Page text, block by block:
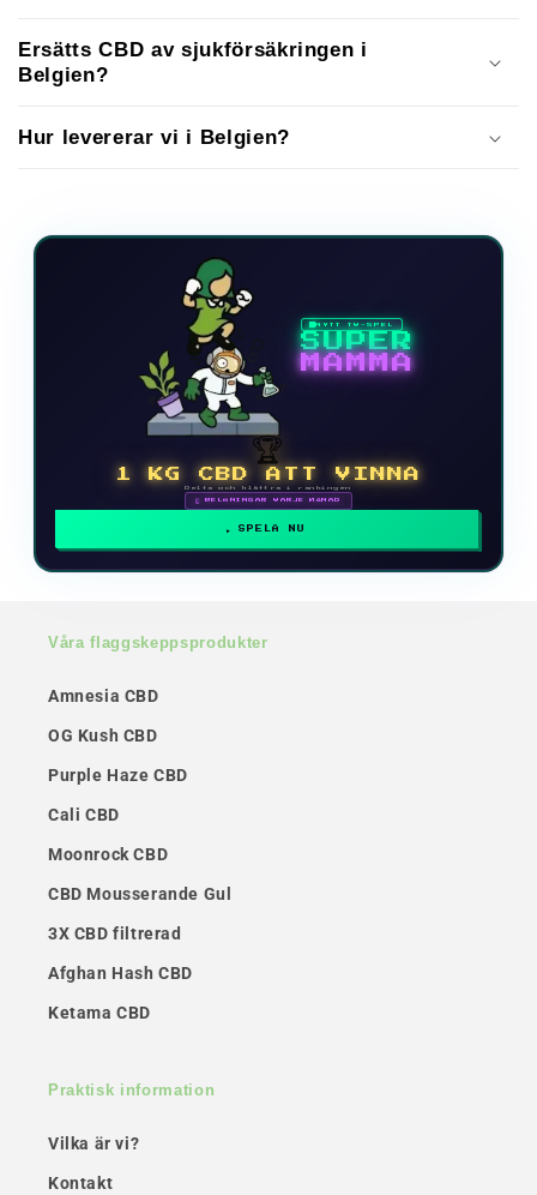
Ersätts CBD av sjukförsäkringen i
Belgien?
Hur levererar vi i Belgien?
NYTT TV-SPEL
SUPER
MAMMA
🏆
1 KG CBD ATT VINNA
Delta och klättra i rankingen
🗓 BELÖNINGAR VARJE MÅNAD
SPELA NU
Våra flaggskeppsprodukter
Amnesia CBD
OG Kush CBD
Purple Haze CBD
Cali CBD
Moonrock CBD
CBD Mousserande Gul
3X CBD filtrerad
Afghan Hash CBD
Ketama CBD
Praktisk information
Vilka är vi?
Kontakt